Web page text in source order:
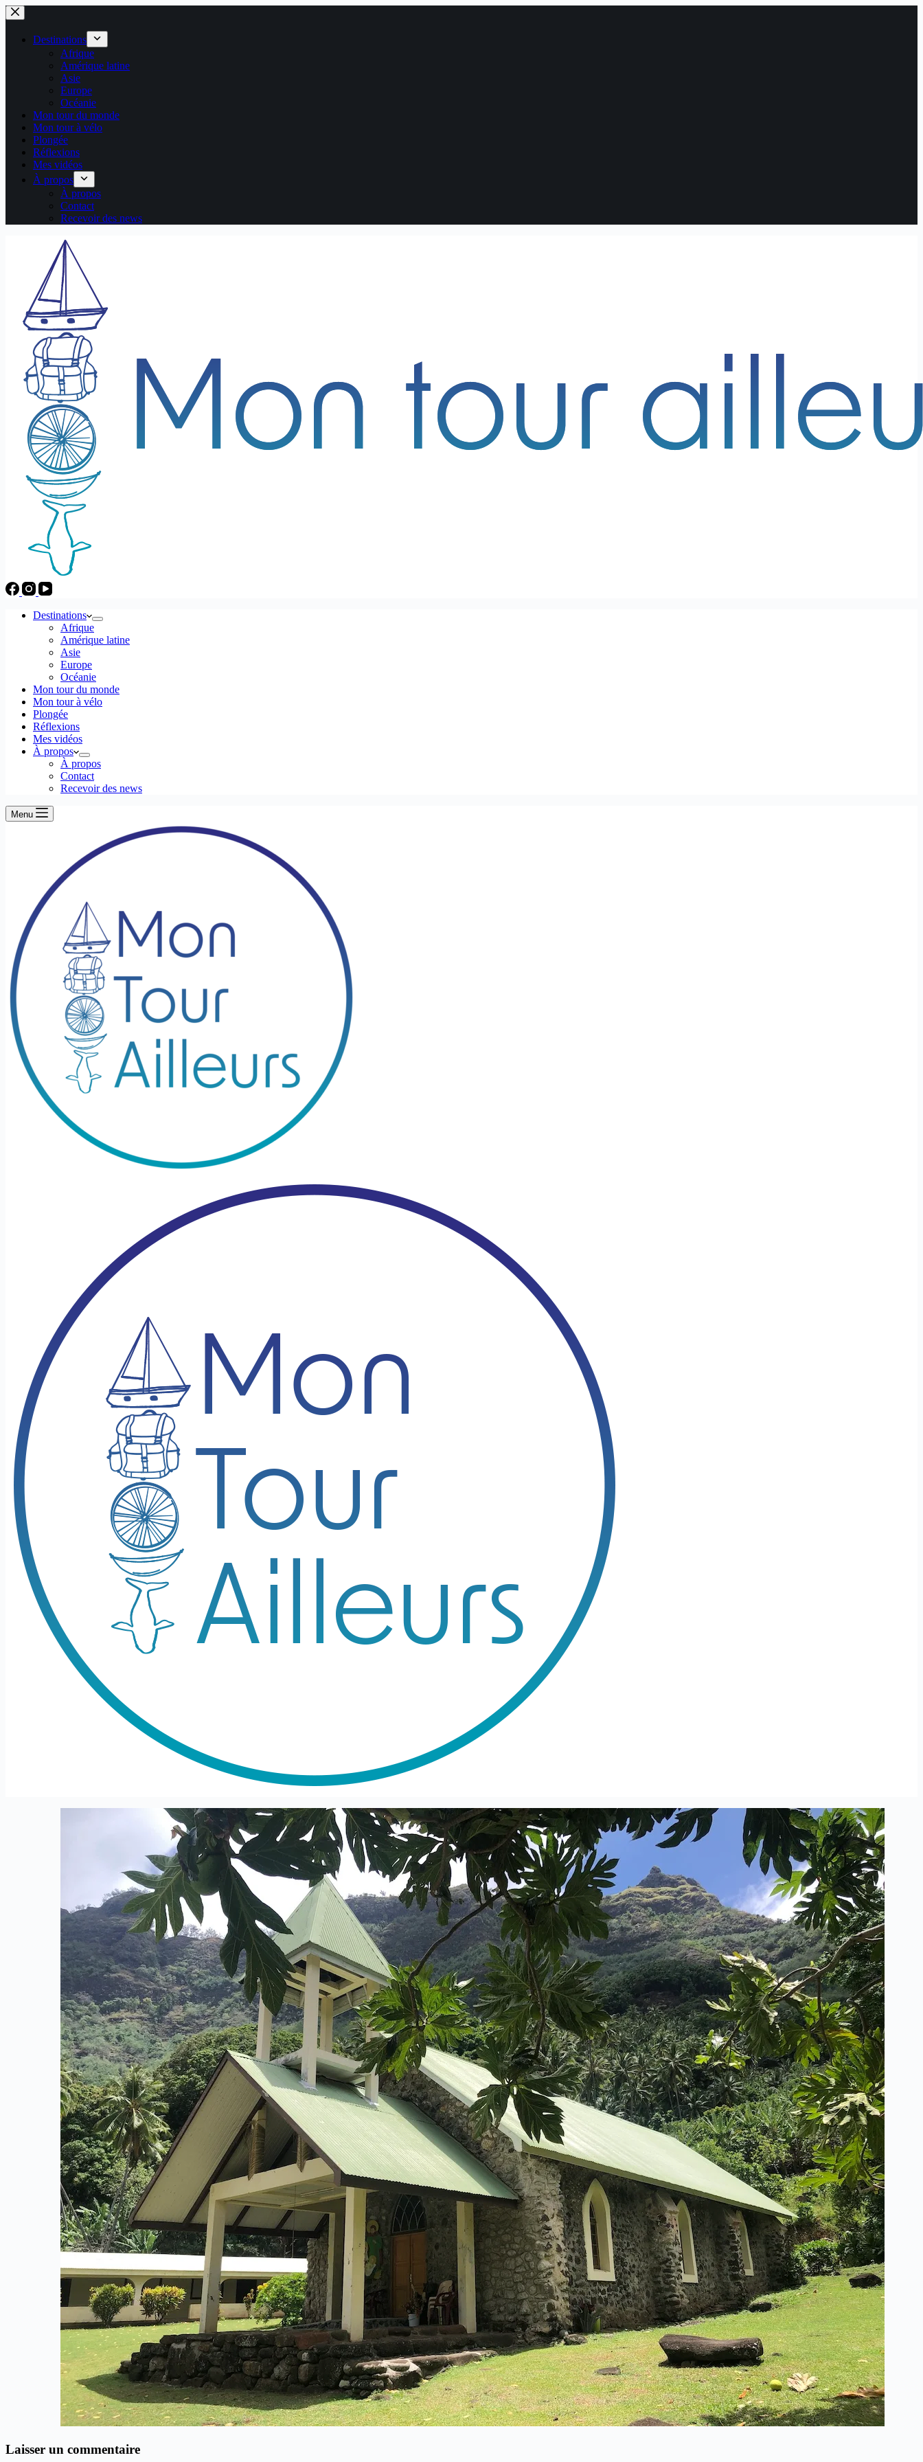
Passer
au
contenuDestinations
Afrique
Amérique latine
Asie
Europe
Océanie
Mon tour du monde
Mon tour à vélo
Plongée
Réflexions
Mes vidéos
À propos
À propos
Contact
Recevoir des news
Destinations
Afrique
Amérique latine
Asie
Europe
Océanie
Mon tour du monde
Mon tour à vélo
Plongée
Réflexions
Mes vidéos
À propos
À propos
Contact
Recevoir des news
Menu
Laisser un commentaire